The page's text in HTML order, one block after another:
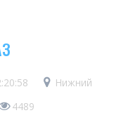
Нижний
4489